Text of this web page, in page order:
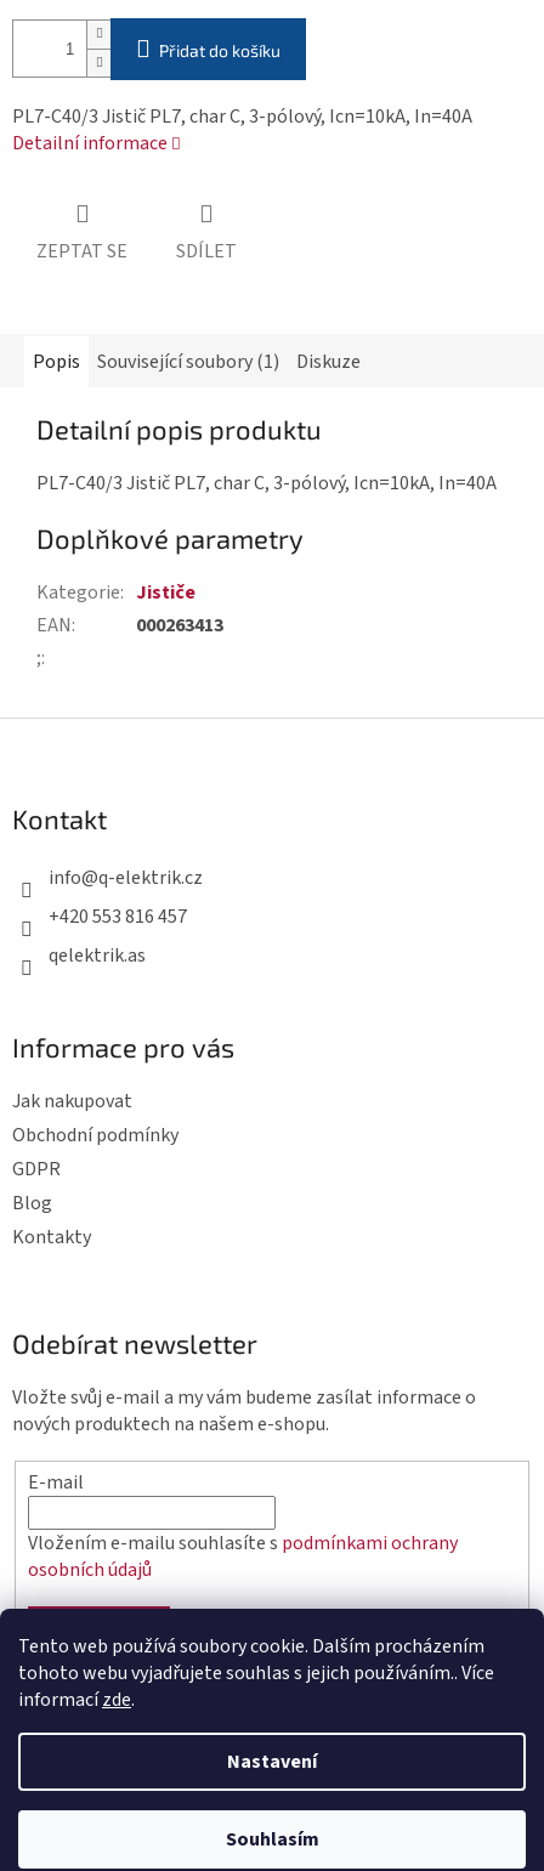
Tento web používá soubory cookie. Dalším procházením
tohoto webu vyjadřujete souhlas s jejich používáním.. Více
informacízde.
Nastavení
Souhlasím
Přidat do košíku
PL7-C40/3 Jistič PL7, char C, 3-pólový, Icn=10kA, In=40A
Detailní informace
ZEPTAT SE SDÍLET
Popis Související soubory (1) Diskuze
Detailní popis produktu
PL7-C40/3 Jistič PL7, char C, 3-pólový, Icn=10kA, In=40A
Doplňkové parametry
Kategorie: Jističe
EAN:
000263413
;:
p
aKontakt
info@q-elektrik.cz
+420 553 816 457
qelektrik.as
Informace pro vás
Jak nakupovat
Obchodní podmínky
GDPR
Blog
Kontakty
Odebírat newsletter
Vložte svůj e-mail a my vám budeme zasílat informace o
nových produktech na našem e-shopu.
E-mail
Vložením e-mailu souhlasíte s podmínkami ochrany
osobních údajů
Vytvořil Shoptet
Copyright 2026elektro.q-elektrik.cz. Všechna práva
vyhrazena.